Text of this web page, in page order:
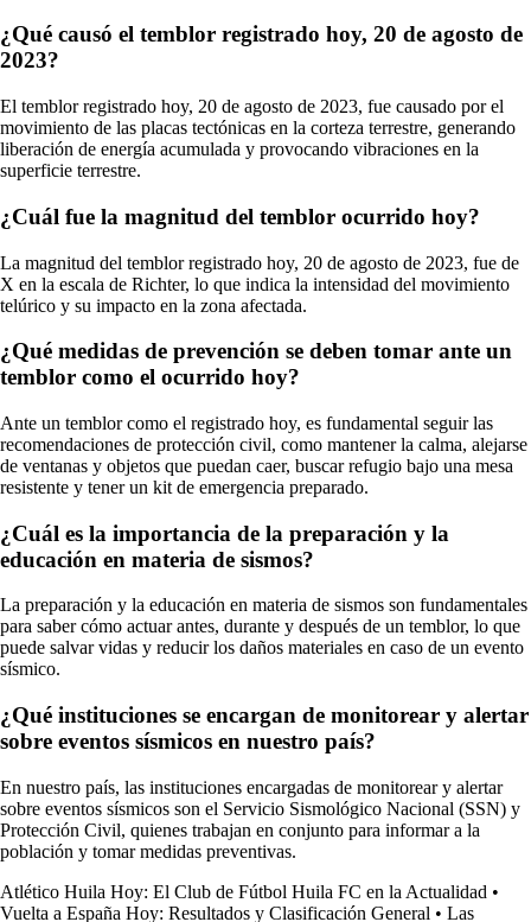
¿Qué causó el temblor registrado hoy, 20 de agosto de
2023?
El temblor registrado hoy, 20 de agosto de 2023, fue causado por el
movimiento de las placas tectónicas en la corteza terrestre, generando
liberación de energía acumulada y provocando vibraciones en la
superficie terrestre.
¿Cuál fue la magnitud del temblor ocurrido hoy?
La magnitud del temblor registrado hoy, 20 de agosto de 2023, fue de
X en la escala de Richter, lo que indica la intensidad del movimiento
telúrico y su impacto en la zona afectada.
¿Qué medidas de prevención se deben tomar ante un
temblor como el ocurrido hoy?
Ante un temblor como el registrado hoy, es fundamental seguir las
recomendaciones de protección civil, como mantener la calma, alejarse
de ventanas y objetos que puedan caer, buscar refugio bajo una mesa
resistente y tener un kit de emergencia preparado.
¿Cuál es la importancia de la preparación y la
educación en materia de sismos?
La preparación y la educación en materia de sismos son fundamentales
para saber cómo actuar antes, durante y después de un temblor, lo que
puede salvar vidas y reducir los daños materiales en caso de un evento
sísmico.
¿Qué instituciones se encargan de monitorear y alertar
sobre eventos sísmicos en nuestro país?
En nuestro país, las instituciones encargadas de monitorear y alertar
sobre eventos sísmicos son el Servicio Sismológico Nacional (SSN) y
Protección Civil, quienes trabajan en conjunto para informar a la
población y tomar medidas preventivas.
Atlético Huila Hoy: El Club de Fútbol Huila FC en la Actualidad •
Vuelta a España Hoy: Resultados y Clasificación General • Las